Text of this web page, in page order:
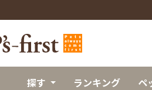
探す ランキング ペ